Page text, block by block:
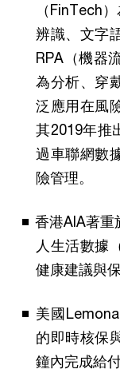
（FinTech
辨識、文字
RPA（機器
為分析、穿
泛應用在風
其2019年推
過車聯網數
險管理。
香港AIA著重
人生活數據
健康建議與
美國
的即時核保
鐘內完成給付